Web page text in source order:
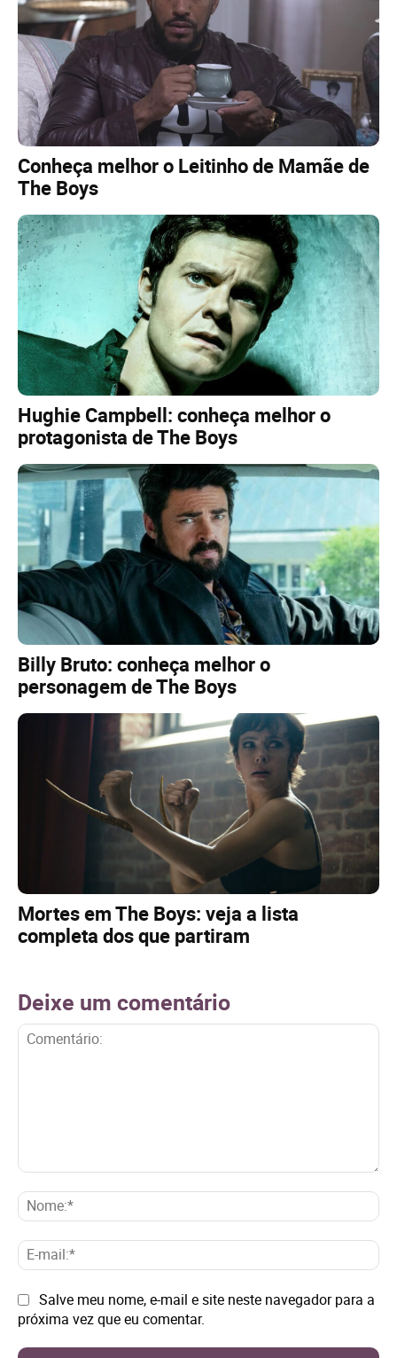
Conheça melhor o Leitinho de Mamãe de
The Boys
Hughie Campbell: conheça melhor o
protagonista de The Boys
Billy Bruto: conheça melhor o
personagem de The Boys
Mortes em The Boys: veja a lista
completa dos que partiram
Deixe um comentário
E-
Site: Salve meu nome, e-mail e site neste navegador para a
próxima vez que eu comentar.